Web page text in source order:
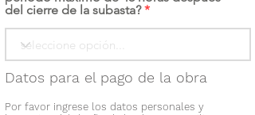
del cierre de la subasta?
Datos para el pago de la obra
Por favor ingrese los datos personales y